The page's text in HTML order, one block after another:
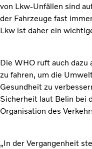
von Lkw-Unfällen sind
der Fahrzeuge fast
Lkw ist daher ein
Die WHO ruft auch dazu
zu fahren, um die
Gesundheit zu
Sicherheit laut Belin bei
Organisation des
„In der Vergangenheit